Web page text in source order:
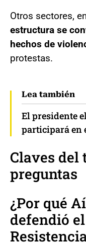
Otros sectores,
estructura se
hechos de
protestas.
Lea también
El presidente
participará en
Claves del
preguntas
¿Por qué
defendió